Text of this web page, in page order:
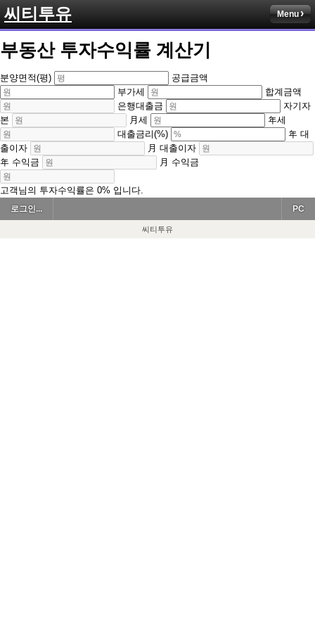
씨티투유 Menu
부동산 투자수익률 계산기
분양면적(평)
공급금액
부가세
합계금액
은행대출금
자기자
본
月세
年세
대출금리(%)
年 대
출이자
月 대출이자
年 수익금
月 수익금
고객님의 투자수익률은 0% 입니다.
로그인... PC
씨티투유